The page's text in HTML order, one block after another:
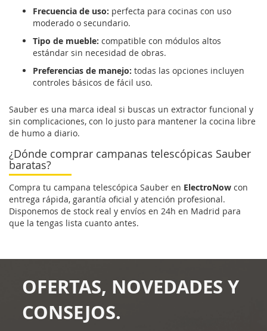
Frecuencia de uso: perfecta para cocinas con uso
moderado o secundario.
Tipo de mueble: compatible con módulos altos
estándar sin necesidad de obras.
Preferencias de manejo: todas las opciones incluyen
controles básicos de fácil uso.
Sauber es una marca ideal si buscas un extractor funcional y
sin complicaciones, con lo justo para mantener la cocina libre
de humo a diario.
¿Dónde comprar campanas telescópicas Sauber
baratas?
Compra tu campana telescópica Sauber en ElectroNow con
entrega rápida, garantía oficial y atención profesional.
Disponemos de stock real y envíos en 24h en Madrid para
que la tengas lista cuanto antes.
OFERTAS, NOVEDADES Y
CONSEJOS.